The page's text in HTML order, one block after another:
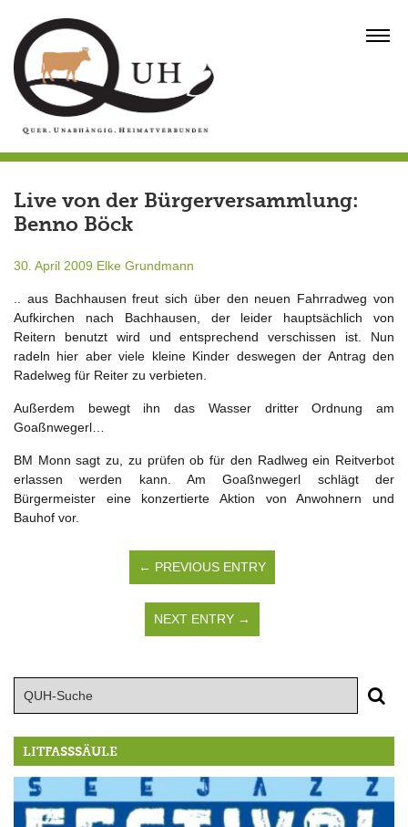
content
Live von der Bürgerversammlung:
Benno Böck
30. April 2009 Elke Grundmann
.. aus Bachhausen freut sich über den neuen Fahrradweg von
Aufkirchen nach Bachhausen, der leider hauptsächlich von
Reitern benutzt wird und entsprechend verschissen ist. Nun
radeln hier aber viele kleine Kinder deswegen der Antrag den
Radelweg für Reiter zu verbieten.
Außerdem bewegt ihn das Wasser dritter Ordnung am
Goaßnwegerl…
BM Monn sagt zu, zu prüfen ob für den Radlweg ein Reitverbot
erlassen werden kann. Am Goaßnwegerl schlägt der
Bürgermeister eine konzertierte Aktion von Anwohnern und
Bauhof vor.
← PREVIOUS ENTRY
NEXT ENTRY →
LITFASSSÄULE